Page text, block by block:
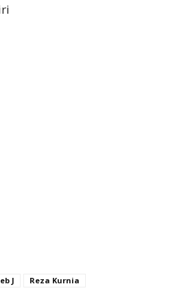
J Reza Kurnia